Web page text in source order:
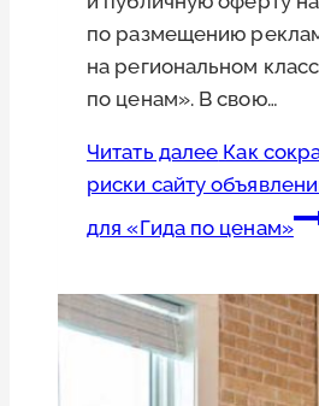
по размещению
на региональном
по ценам». В свою…
Читать далее Как
риски сайту
для «Гида по ценам»